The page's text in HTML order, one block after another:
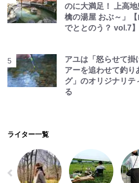
のに大満足！ 上高
檎の湯屋 おぶ～」
でととのう？ vol.7】
アユは「怒らせて掛
アーを追わせて釣り
グ」のオリジナリテ
る
ライター一覧